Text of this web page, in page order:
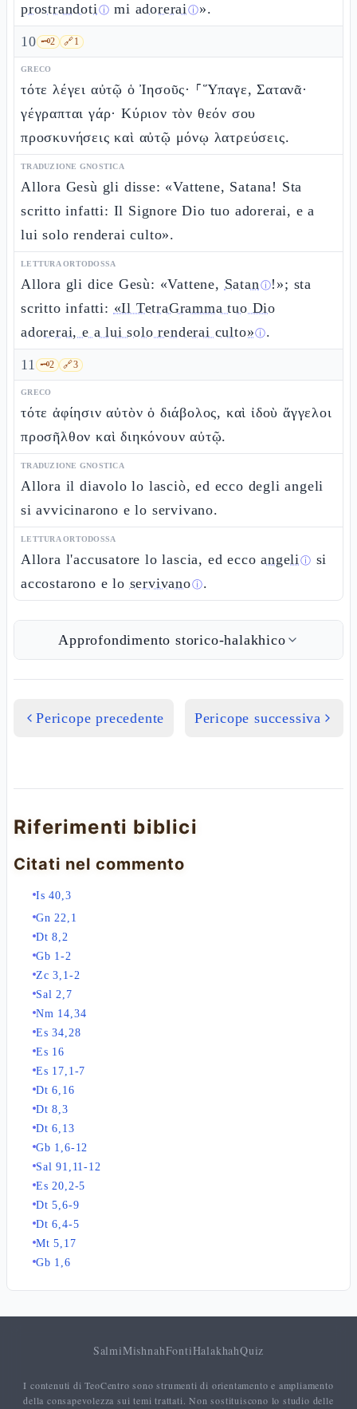
prostrandotiⓘ mi adoreraiⓘ».
10 🗝️2 🔗1
GRECO
τότε λέγει αὐτῷ ὁ Ἰησοῦς· ⸀Ὕπαγε, Σατανᾶ·
γέγραπται γάρ· Κύριον τὸν θεόν σου
προσκυνήσεις καὶ αὐτῷ μόνῳ λατρεύσεις.
TRADUZIONE GNOSTICA
Allora Gesù gli disse: «Vattene, Satana! Sta
scritto infatti: Il Signore Dio tuo adorerai, e a
lui solo renderai culto».
LETTURA ORTODOSSA
Allora gli dice Gesù: «Vattene, Satanⓘ!»; sta
scritto infatti: «Il TetraGramma tuo Dio
adorerai, e a lui solo renderai culto»ⓘ.
11 🗝️2 🔗3
GRECO
τότε ἀφίησιν αὐτὸν ὁ διάβολος, καὶ ἰδοὺ ἄγγελοι
προσῆλθον καὶ διηκόνουν αὐτῷ.
TRADUZIONE GNOSTICA
Allora il diavolo lo lasciò, ed ecco degli angeli
si avvicinarono e lo servivano.
LETTURA ORTODOSSA
Allora l'accusatore lo lascia, ed eccoangeliⓘ si
accostarono e lo servivanoⓘ.
Approfondimento storico-halakhico
Pericope precedente Pericope successiva
Riferimenti biblici
Citati nel commento
Is 40,3
Gn 22,1
Dt 8,2
Gb 1-2
Zc 3,1-2
Sal 2,7
Nm 14,34
Es 34,28
Es 16
Es 17,1-7
Dt 6,16
Dt 8,3
Dt 6,13
Gb 1,6-12
Sal 91,11-12
Es 20,2-5
Dt 5,6-9
Dt 6,4-5
Mt 5,17
Gb 1,6
SalmiMishnahFontiHalakhahQuiz
I contenuti di TeoCentro sono strumenti di orientamento e ampliamento
della consapevolezza sui temi trattati. Non sostituiscono lo studio delle